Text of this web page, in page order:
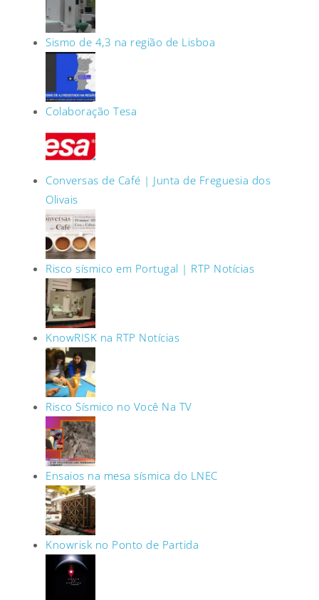
Sismo de 4,3 na região de Lisboa
Colaboração Tesa
Conversas de Café | Junta de Freguesia dos
Olivais
Risco sísmico em Portugal | RTP Notícias
KnowRISK na RTP Notícias
Risco Sísmico no Você Na TV
Ensaios na mesa sísmica do LNEC
Knowrisk no Ponto de Partida